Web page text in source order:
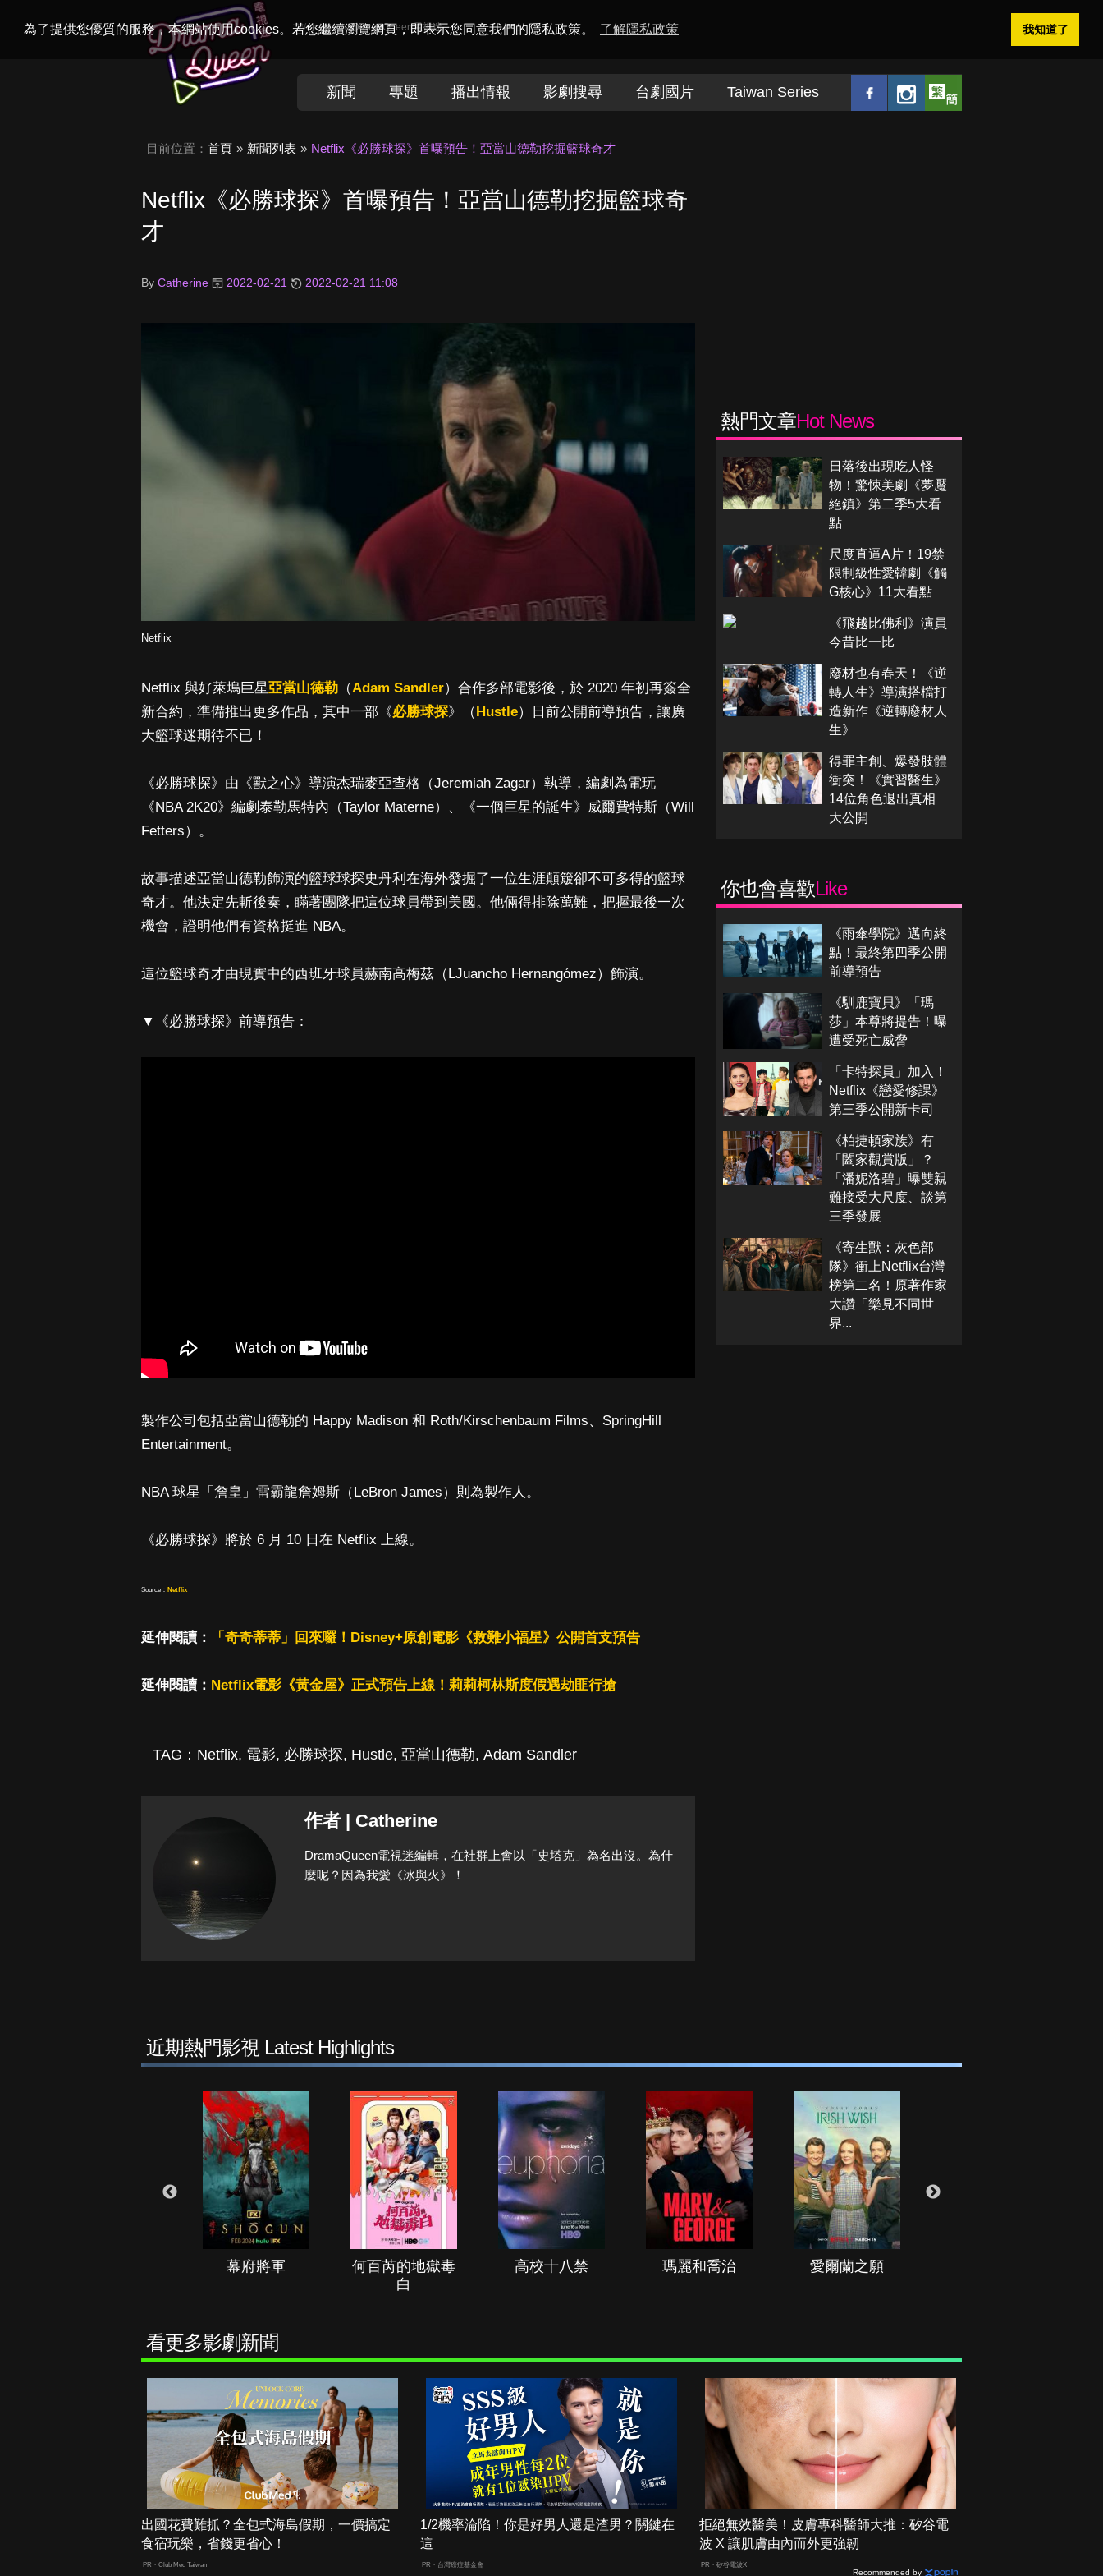
為了提供您優質的服務，本網站使用cookies。若您繼續瀏覽網頁，即表示您同意我們的隱私政策。 了解隱私政策 我知道了
Welcome toDramaQueen電視迷
新聞 專題 播出情報 影劇搜尋 台劇國片 Taiwan Series
目前位置： 首頁 新聞列表 Netflix《必勝球探》首曝預告！亞當山德勒挖掘籃球奇才
Netflix《必勝球探》首曝預告！亞當山德勒挖掘籃球奇
才
By Catherine 2022-02-21 2022-02-21 11:08
Netflix
Netflix 與好萊塢巨星亞當山德勒 （Adam Sandler）合作多部電影後，於 2020 年初再簽全
新合約，準備推出更多作品，其中一部《必勝球探》（Hustle）日前公開前導預告，讓廣
大籃球迷期待不已！
《必勝球探》由《獸之心》導演杰瑞麥亞查格（Jeremiah Zagar）執導，編劇為電玩
《NBA 2K20》編劇泰勒馬特內（Taylor Materne）、《一個巨星的誕生》威爾費特斯（Will
Fetters）。
故事描述亞當山德勒飾演的籃球球探史丹利在海外發掘了一位生涯顛簸卻不可多得的籃球
奇才。他決定先斬後奏，瞞著團隊把這位球員帶到美國。他倆得排除萬難，把握最後一次
機會，證明他們有資格挺進 NBA。
這位籃球奇才由現實中的西班牙球員赫南高梅茲（LJuancho Hernangómez）飾演。
▼《必勝球探》前導預告：
製作公司包括亞當山德勒的 Happy Madison 和 Roth/Kirschenbaum Films、SpringHill
Entertainment。
NBA 球星「詹皇」雷霸龍詹姆斯（LeBron James）則為製作人。
《必勝球探》將於 6 月 10 日在 Netflix 上線。
Source： Netflix
延伸閱讀： 「奇奇蒂蒂」回來囉！Disney+原創電影《救難小福星》公開首支預告
延伸閱讀： Netflix電影《黃金屋》正式預告上線！莉莉柯林斯度假遇劫匪行搶
TAG： Netflix, 電影, 必勝球探, Hustle, 亞當山德勒, Adam Sandler
作者 | Catherine
DramaQueen電視迷編輯，在社群上會以「史塔克」為名出沒。為什
麼呢？因為我愛《冰與火》！
熱門文章Hot News
日落後出現吃人怪
物！驚悚美劇《夢魘
絕鎮》第二季5大看
點
尺度直逼A片！19禁
限制級性愛韓劇《觸
G核心》11大看點
《飛越比佛利》演員
今昔比一比
廢材也有春天！《逆
轉人生》導演搭檔打
造新作《逆轉廢材人
生》
得罪主創、爆發肢體
衝突！《實習醫生》
14位角色退出真相
大公開
你也會喜歡Like
《雨傘學院》邁向終
點！最終第四季公開
前導預告
《馴鹿寶貝》「瑪
莎」本尊將提告！曝
遭受死亡威脅
「卡特探員」加入！
Netflix《戀愛修課》
第三季公開新卡司
《柏捷頓家族》有
「闔家觀賞版」？
「潘妮洛碧」曝雙親
難接受大尺度、談第
三季發展
《寄生獸：灰色部
隊》衝上Netflix台灣
榜第二名！原著作家
大讚「樂見不同世
界...
近期熱門影視 Latest Highlights
幕府將軍
何百芮的地獄毒
白
高校十八禁 瑪麗和喬治 愛爾蘭之願
看更多影劇新聞
出國花費難抓？全包式海島假期，一價搞定
食宿玩樂，省錢更省心！
PR・Club Med Taiwan
1/2機率淪陷！你是好男人還是渣男？關鍵在
這
PR・台灣癌症基金會
拒絕無效醫美！皮膚專科醫師大推：矽谷電
波 X 讓肌膚由內而外更強韌
PR・矽谷電波X
Recommended by